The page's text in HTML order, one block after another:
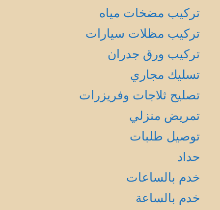
تركيب مضخات مياه
تركيب مظلات سيارات
تركيب ورق جدران
تسليك مجاري
تصليح ثلاجات وفريزرات
تمريض منزلي
توصيل طلبات
حداد
خدم بالساعات
خدم بالساعة